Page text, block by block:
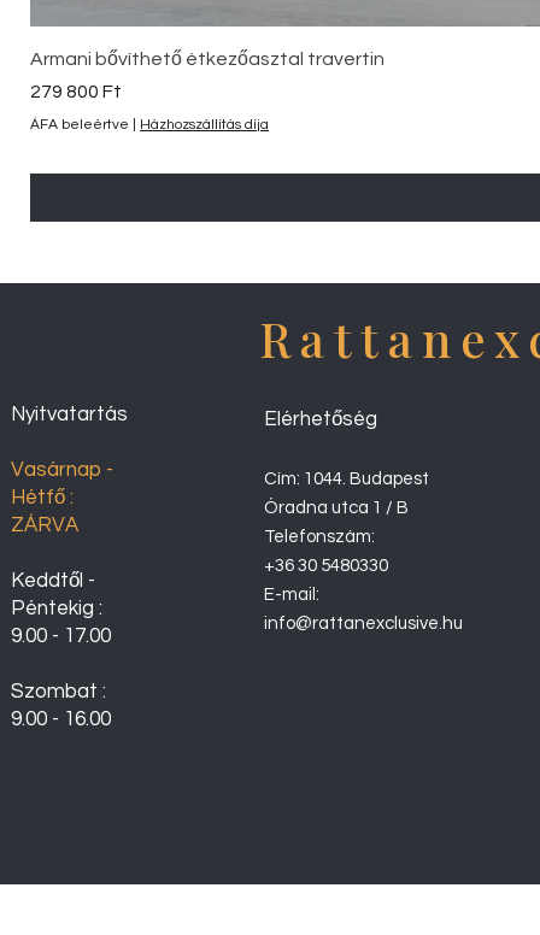
Armani bővíthető étkezőasztal travertin
Ár
279 800 Ft
ÁFA beleértve Házhozszállítás díja
Nyitvatartás
Vasárnap -
Hétfő :
ZÁRVA
Keddtől -
Péntekig :
9.00 - 17.00
Szombat :
9.00 - 16.00
Elérhetőség
Cím: 1044. Budapest
Óradna utca 1 / B
Telefonszám:
+36 30 5480330
E-mail:
info@rattanexclusive.hu